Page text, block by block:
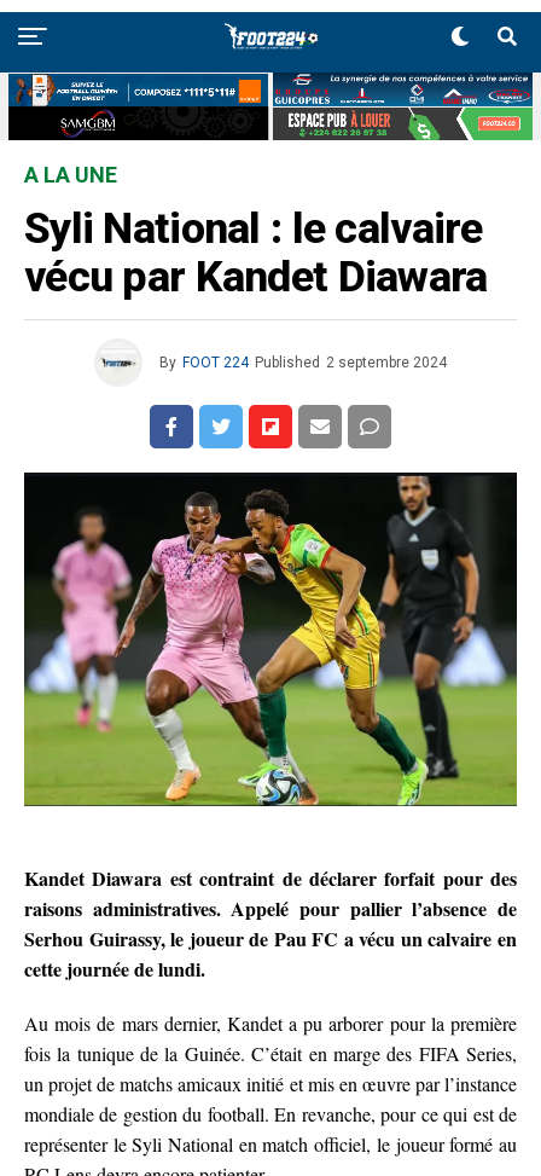
A LA UNE
Syli National : le calvaire
vécu par Kandet Diawara
By FOOT 224 Published 2 septembre 2024
Kandet Diawara est contraint de déclarer forfait pour des
raisons administratives. Appelé pour pallier l’absence de
Serhou Guirassy, le joueur de Pau FC a vécu un calvaire en
cette journée de lundi.
Au mois de mars dernier, Kandet a pu arborer pour la première
fois la tunique de la Guinée. C’était en marge des FIFA Series,
un projet de matchs amicaux initié et mis en œuvre par l’instance
mondiale de gestion du football. En revanche, pour ce qui est de
représenter le Syli National en match officiel, le joueur formé au